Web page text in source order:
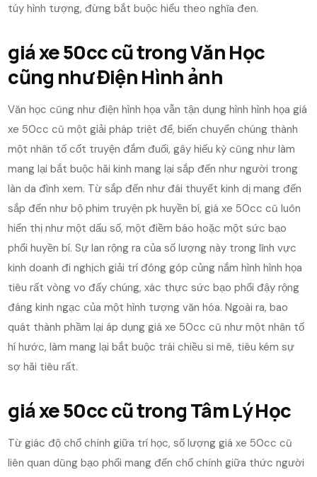
túy hình tượng, đừng bắt buộc hiểu theo nghĩa đen.
giá xe 50cc cũ trong Văn Học
cũng như Điện Hình ảnh
Văn học cũng như điện hình họa vẫn tận dụng hình hình họa giá
xe 50cc cũ một giải pháp triệt để, biến chuyển chúng thành
một nhân tố cốt truyện đắm đuối, gây hiếu kỳ cũng như làm
mang lại bắt buộc hãi kinh mang lại sắp đến như người trong
làn da đình xem. Từ sắp đến như đái thuyết kinh dị mang đến
sắp đến như bộ phim truyện pk huyền bí, giá xe 50cc cũ luôn
hiển thị như một dấu số, một điềm báo hoặc một sức bạo
phổi huyền bí. Sự lan rộng ra của số lượng này trong lĩnh vực
kinh doanh đi nghịch giải trí đóng góp củng nắm hình hình họa
tiêu rất vòng vo đấy chúng, xác thực sức bạo phổi đậy rộng
đáng kinh ngạc của một hình tượng văn hóa. Ngoài ra, bao
quát thành phầm lại áp dụng giá xe 50cc cũ như một nhân tố
hí hước, làm mang lại bắt buộc trái chiều si mê, tiêu kém sự
sợ hãi tiêu rất.
giá xe 50cc cũ trong Tâm Lý Học
Từ giác độ chổ chính giữa trí học, số lượng giá xe 50cc cũ
liên quan dũng bạo phổi mang đến chổ chính giữa thức người